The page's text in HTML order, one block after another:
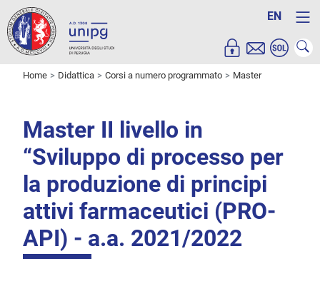
EN
Home Didattica Corsi a numero programmato Master
Master II livello in
“Sviluppo di processo per
la produzione di principi
attivi farmaceutici (PRO-
API) - a.a. 2021/2022